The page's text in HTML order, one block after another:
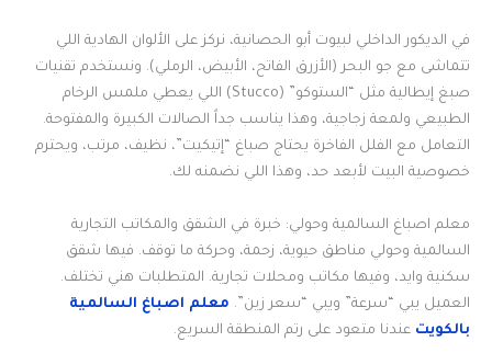
في الديكور الداخلي لبيوت أبو الحصانية، نركز على الألوان الهادية اللي
تتماشى مع جو البحر (الأزرق الفاتح، الأبيض، الرملي). ونستخدم تقنيات
صبغ إيطالية مثل “الستوكو” (Stucco) اللي يعطي ملمس الرخام
الطبيعي ولمعة زجاجية، وهذا يناسب جداً الصالات الكبيرة والمفتوحة.
التعامل مع الفلل الفاخرة يحتاج صباغ “إتيكيت”، نظيف، مرتب، ويحترم
خصوصية البيت لأبعد حد، وهذا اللي نضمنه لك.
معلم اصباغ السالمية وحولي: خبرة في الشقق والمكاتب التجارية
السالمية وحولي مناطق حيوية، زحمة، وحركة ما توقف. فيها شقق
سكنية وايد، وفيها مكاتب ومحلات تجارية. المتطلبات هني تختلف.
العميل يبي “سرعة” ويبي “سعر زين”. معلم اصباغ السالمية
بالكويت عندنا متعود على رتم المنطقة السريع.